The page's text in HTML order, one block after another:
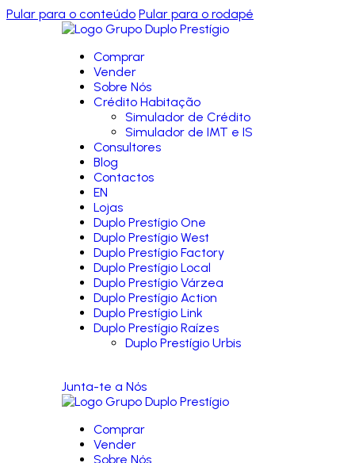
Pular para o conteúdo Pular para o rodapé
Comprar
Vender
Sobre Nós
Crédito Habitação
Simulador de Crédito
Simulador de IMT e IS
Consultores
Blog
Contactos
EN
Lojas
Duplo Prestígio One
Duplo Prestígio West
Duplo Prestígio Factory
Duplo Prestígio Local
Duplo Prestígio Várzea
Duplo Prestígio Action
Duplo Prestígio Link
Duplo Prestígio Raízes
Duplo Prestígio Urbis
Junta-te a Nós
Comprar
Vender
Sobre Nós